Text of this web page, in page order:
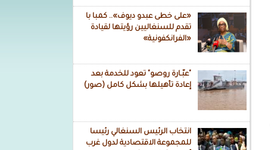
«على خطى عبدو ديوف».. كمبا با
تقدم للسنغاليين رؤيتها لقيادة
«الفرانكفونية»
"عبّـارة روصو" تعود للخدمة بعد
إعادة تأهيلها بشكل كامل (صور)
انتخاب الرئيس السنغالي رئيسا
للمجموعة الاقتصادية لدول غرب